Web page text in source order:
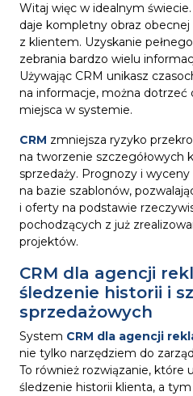
Witaj więc w idealnym świecie.
daje kompletny obraz obecnej
z klientem. Uzyskanie
zebrania bardzo wielu
Używając CRM unikasz
na informacje, można dotrzeć
miejsca w systemie.
CRM zmniejsza ryzyko
na tworzenie szczegółowych
sprzedaży. Prognozy i
na bazie szablonów,
i oferty na podstawie
pochodzących z już
projektów.
CRM dla agencji
śledzenie historii i
sprzedażowych
System CRM dla agencji
nie tylko narzędziem do
To również rozwiązanie, które
śledzenie historii klienta, a